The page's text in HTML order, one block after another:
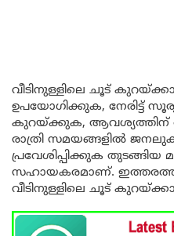
വീടിനുള്ളിലെ ചൂട്
ഉപയോഗിക്കുക, നേരിട്ട്
കുറയ്ക്കുക, ആവശ്യത്തിന്
രാത്രി സമയങ്ങളിൽ
പ്രവേശിപ്പിക്കുക തുടങ്ങിയ
സഹായകരമാണ്.
വീടിനുള്ളിലെ ചൂട്